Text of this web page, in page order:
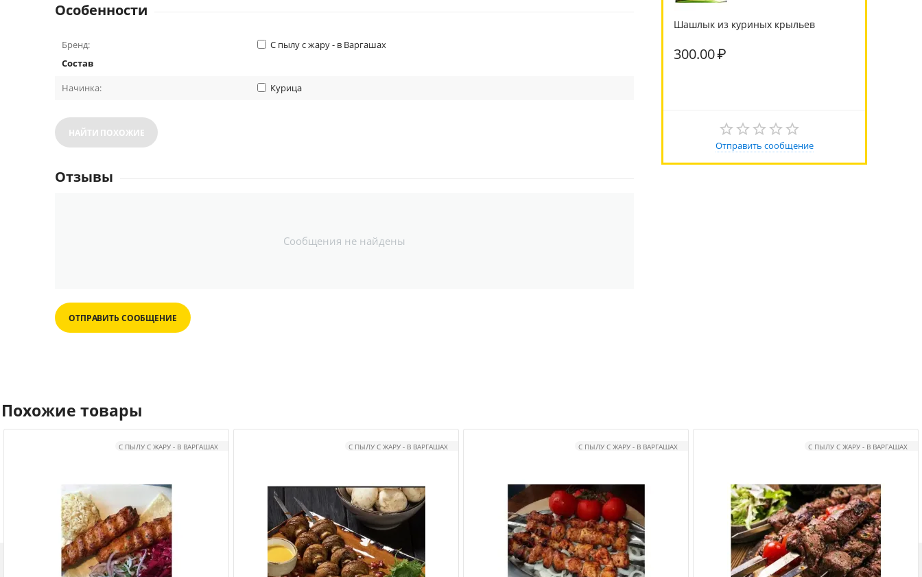
Шашлык из куриных крыльев
300.00₽
Отправить сообщение
Особенности
Бренд:
С пылу с жару - в Варгашах
Состав
Начинка:
Курица
НАЙТИ ПОХОЖИЕ
Отзывы
Сообщения не найдены
ОТПРАВИТЬ СООБЩЕНИЕ
Похожие товары
С ПЫЛУ С ЖАРУ - В ВАРГАШАХ С ПЫЛУ С ЖАРУ - В ВАРГАШАХ С ПЫЛУ С ЖАРУ - В ВАРГАШАХ С ПЫЛУ С ЖАРУ - В ВАРГАШАХ